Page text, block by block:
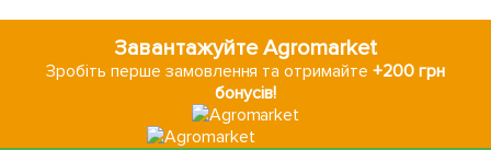
Завантажуйте Agromarket
Зробіть перше замовлення та отримайте+200 грн
бонусів!